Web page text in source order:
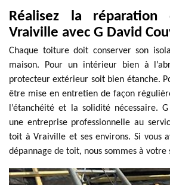
Réalisez la
Vraiville avec G David
Chaque toiture doit conserver son
maison. Pour un intérieur bien à
protecteur extérieur soit bien étanche.
être mise en entretien de façon
l’étanchéité et la solidité nécessaire.
une entreprise professionnelle au
toit à Vraiville et ses environs. Si vous
dépannage de toit, nous sommes à votre